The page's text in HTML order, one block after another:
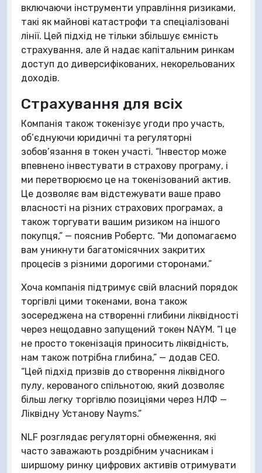
включаючи інструменти управління ризиками,
такі як майнові катастрофи та спеціалізовані
лінії. Цей підхід не тільки збільшує ємність
страхування, але й надає капітальним ринкам
доступ до диверсифікованих, некорельованих
доходів.
Страхування для всіх
Компанія також токенізує угоди про участь,
об’єднуючи юридичні та регуляторні
зобов’язання в токен участі. “Інвестор може
впевнено інвестувати в страхову програму, і
ми перетворюємо це на токенізований актив.
Це дозволяє вам відстежувати ваше право
власності на різних страхових програмах, а
також торгувати вашим ризиком на іншого
покупця,” — пояснив Робертс. “Ми допомагаємо
вам уникнути багатомісячних закритих
процесів з різними дорогими сторонами.”
Хоча компанія підтримує свій власний порядок
торгівлі цими токенами, вона також
зосереджена на створенні глибини ліквідності
через нещодавно запущений токен NAYM. “І це
не просто токенізація приносить ліквідність,
нам також потрібна глибина,” — додав CEO.
“Цей підхід призвів до створення ліквідного
пулу, керованого спільнотою, який дозволяє
більш легку торгівлю позиціями через НЛФ —
Ліквідну Установу Nayms.”
NLF розглядає регуляторні обмеження, які
часто заважають роздрібним учасникам і
ширшому ринку цифрових активів отримувати